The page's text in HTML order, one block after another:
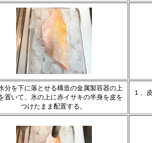
分を下に落とせる構造の金属製容器の上
置いて、氷の上に赤イサキの半身を皮を
つけたまま配置する。
１、